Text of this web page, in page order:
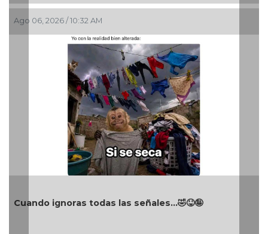
Ago 06, 2026 / 10:32 AM
Cuando ignoras todas las señales…🤣😝🤪